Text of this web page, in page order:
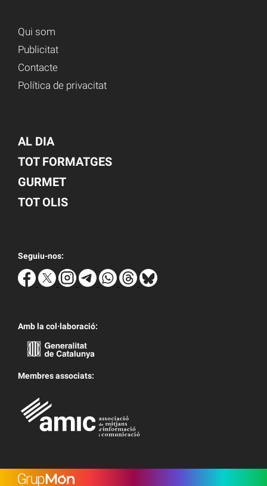
Qui som
Publicitat
Contacte
Política de privacitat
AL DIA
TOT FORMATGES
GURMET
TOT OLIS
Seguiu-nos:
Amb la col·laboració:
Membres associats: